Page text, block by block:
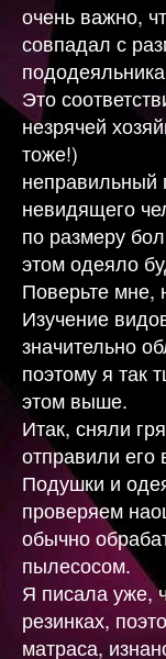
очень важно,
совпадал с
Это
незрячей
тоже!)
неправильный
невидящего
по размеру
этом одеяло
Поверьте мне,
Изучение
значительно
поэтому я так
этом выше.
Итак, сняли
отправили его
Подушки и
проверяем
обычно
пылесосом.
Я писала уже,
резинках,
матраса,